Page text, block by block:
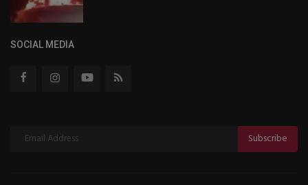
SOCIAL MEDIA
Subscribe